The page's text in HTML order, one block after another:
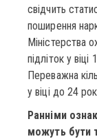
свідчить
поширення
Міністерства
підліток у
Переважна
у віці до 24
Ранніми
можуть бути